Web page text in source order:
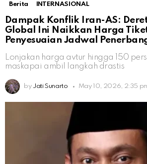
Berita INTERNASIONAL
Dampak Konflik Iran-AS:
Global Ini Naikkan Harga
Penyesuaian Jadwal
Lonjakan harga avtur hingga 150
maskapai ambil langkah drastis
by Jati Sunarto May 10, 2026, 2:35